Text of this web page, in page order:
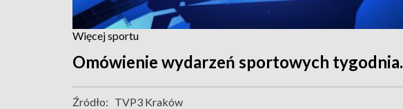
Więcej sportu
Omówienie wydarzeń sportowych tygodnia.
Źródło: TVP3 Kraków